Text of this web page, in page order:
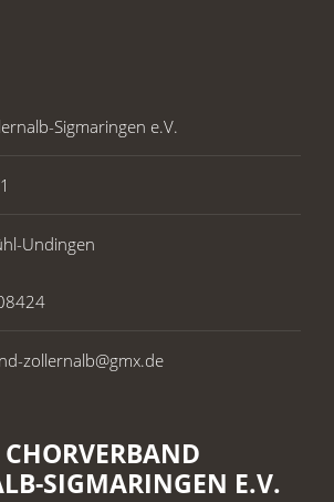
Sigmaringen e.V.
Undingen
zollernalb@gmx.de
SIGMARINGEN E.V.